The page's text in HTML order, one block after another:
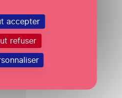
accepter
refuser
environnementale